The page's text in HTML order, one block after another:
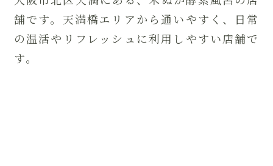
舗です。天満橋エリアから通いやすく、日常
の温活やリフレッシュに利用しやすい店舗で
す。